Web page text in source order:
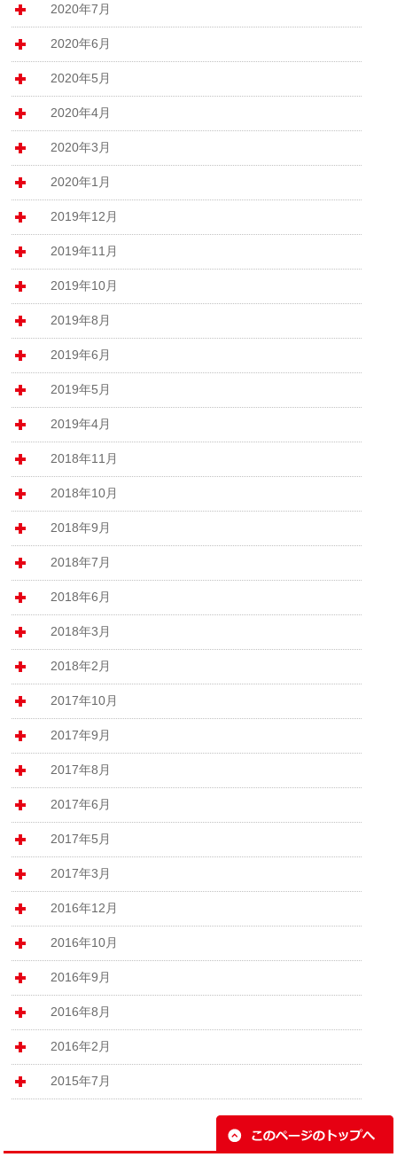
2020年7月
2020年6月
2020年5月
2020年4月
2020年3月
2020年1月
2019年12月
2019年11月
2019年10月
2019年8月
2019年6月
2019年5月
2019年4月
2018年11月
2018年10月
2018年9月
2018年7月
2018年6月
2018年3月
2018年2月
2017年10月
2017年9月
2017年8月
2017年6月
2017年5月
2017年3月
2016年12月
2016年10月
2016年9月
2016年8月
2016年2月
2015年7月